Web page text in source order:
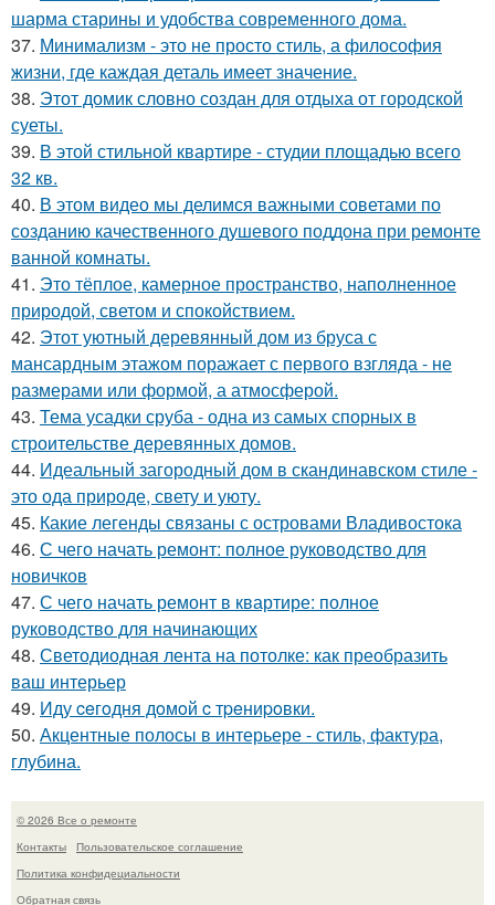
шарма старины и удобства современного дома.
37. Минимализм - это не просто стиль, а философия
жизни, где каждая деталь имеет значение.
38. Этот домик словно создан для отдыха от городской
суеты.
39. В этой стильной квартире - студии площадью всего
32 кв.
40. В этом видео мы делимся важными советами по
созданию качественного душевого поддона при ремонте
ванной комнаты.
41. Это тёплое, камерное пространство, наполненное
природой, светом и спокойствием.
42. Этот уютный деревянный дом из бруса с
мансардным этажом поражает с первого взгляда - не
размерами или формой, а атмосферой.
43. Тема усадки сруба - одна из самых спорных в
строительстве деревянных домов.
44. Идеальный загородный дом в скандинавском стиле -
это ода природе, свету и уюту.
45. Какие легенды связаны с островами Владивостока
46. С чего начать ремонт: полное руководство для
новичков
47. С чего начать ремонт в квартире: полное
руководство для начинающих
48. Светодиодная лента на потолке: как преобразить
ваш интерьер
49. Иду ceгoдня дoмoй c тpeниpoвки.
50. Акцентные полосы в интерьере - стиль, фактура,
глубина.
© 2026 Все о ремонте
Контакты
Пользовательское соглашение
Политика конфидециальности
Обратная связь